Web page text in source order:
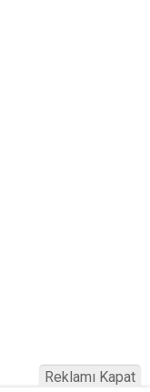
Reklamı Kapat